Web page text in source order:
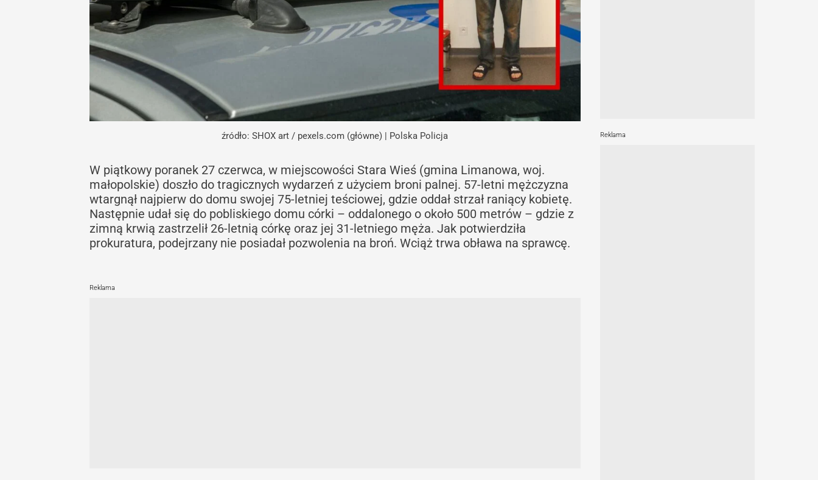
źródło: SHOX art / pexels.com (główne) | Polska Policja
W piątkowy poranek 27 czerwca, w miejscowości Stara Wieś (gmina Limanowa, woj.
małopolskie) doszło do tragicznych wydarzeń z użyciem broni palnej. 57-letni mężczyzna
wtargnął najpierw do domu swojej 75-letniej teściowej, gdzie oddał strzał raniący kobietę.
Następnie udał się do pobliskiego domu córki – oddalonego o około 500 metrów – gdzie z
zimną krwią zastrzelił 26-letnią córkę oraz jej 31-letniego męża. Jak potwierdziła
prokuratura, podejrzany nie posiadał pozwolenia na broń. Wciąż trwa obława na sprawcę.
Reklama
Reklama